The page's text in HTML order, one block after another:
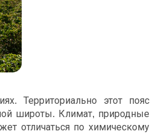
Территориально этот пояс
широты. Климат, природные
отличаться по химическому